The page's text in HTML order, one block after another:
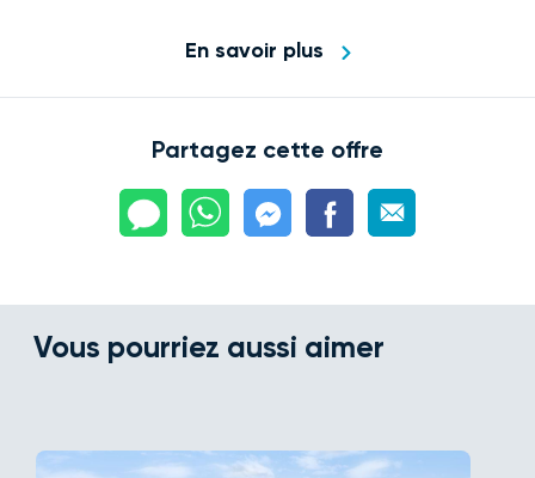
En savoir plus
Partagez cette offre
Vous pourriez aussi aimer